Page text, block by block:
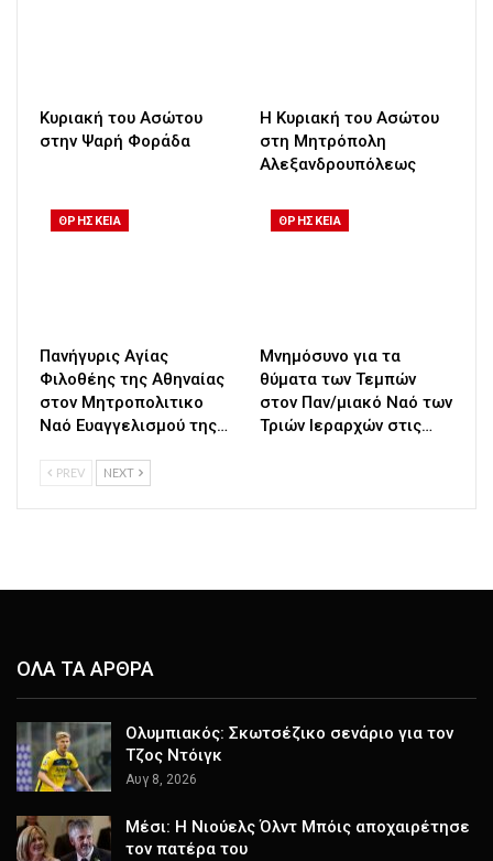
Κυριακή του Ασώτου
στην Ψαρή Φοράδα
Η Κυριακή του Ασώτου
στη Μητρόπολη
Αλεξανδρουπόλεως
ΘΡΗΣΚΕΙΑ
Πανήγυρις Αγίας
Φιλοθέης της Αθηναίας
στον Μητροπολιτικο
Ναό Ευαγγελισμού της…
ΘΡΗΣΚΕΙΑ
Μνημόσυνο για τα
θύματα των Τεμπών
στον Παν/μιακό Ναό των
Τριών Ιεραρχών στις…
PREV NEXT
ΟΛΑ ΤΑ ΑΡΘΡΑ
Ολυμπιακός: Σκωτσέζικο σενάριο για τον
Τζος Ντόιγκ
Αυγ 8, 2026
Μέσι: Η Νιούελς Όλντ Μπόις αποχαιρέτησε
τον πατέρα του